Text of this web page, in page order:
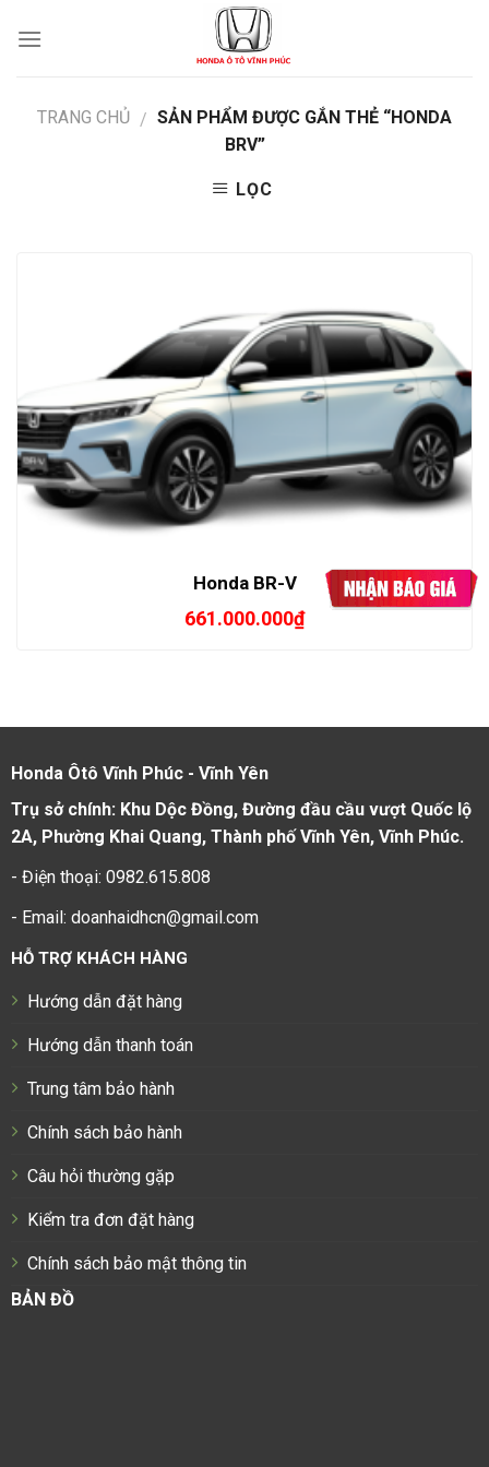
TRANG CHỦ / SẢN PHẨM ĐƯỢC GẮN THẺ “HONDA
BRV”
LỌC
Honda BR-V
661.000.000₫
Honda Ôtô Vĩnh Phúc - Vĩnh Yên
Trụ sở chính: Khu Dộc Đồng, Đường đầu cầu vượt Quốc lộ
2A, Phường Khai Quang, Thành phố Vĩnh Yên, Vĩnh Phúc.
- Điện thoại: 0982.615.808
- Email: doanhaidhcn@gmail.com
HỖ TRỢ KHÁCH HÀNG
Hướng dẫn đặt hàng
Hướng dẫn thanh toán
Trung tâm bảo hành
Chính sách bảo hành
Câu hỏi thường gặp
Kiểm tra đơn đặt hàng
Chính sách bảo mật thông tin
BẢN ĐỒ